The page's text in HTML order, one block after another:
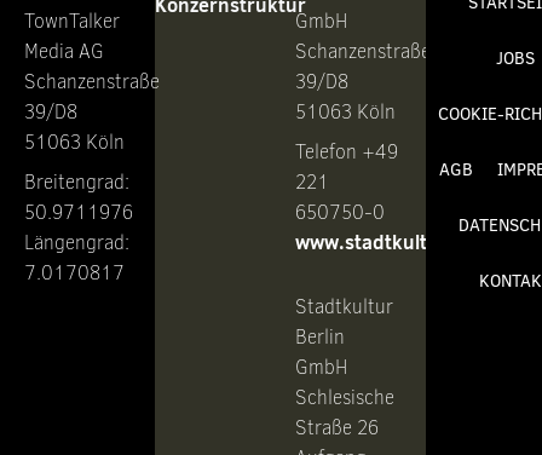
TownTalker
Media AG
Schanzenstraße
39/D8
51063 Köln
Breitengrad:
50.9711976
Längengrad:
7.0170817
GmbH
Schanzenstraße
39/D8
51063 Köln
Telefon +49
221
650750-0
www.stadtkultur.de
Stadtkultur
Berlin
GmbH
Schlesische
Straße 26
JOBS
COOKIE-
AGB